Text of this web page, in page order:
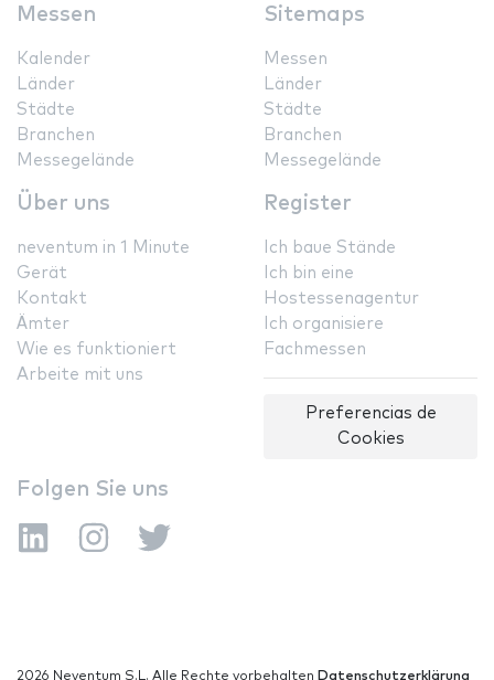
Messen
Kalender
Länder
Städte
Branchen
Messegelände
Sitemaps
Messen
Länder
Städte
Branchen
Messegelände
Über uns
neventum in 1 Minute
Gerät
Kontakt
Ämter
Wie es funktioniert
Arbeite mit uns
Register
Ich baue Stände
Ich bin eine
Hostessenagentur
Ich organisiere
Fachmessen
Preferencias de
Cookies
Folgen Sie uns
2026 Neventum S.L. Alle Rechte vorbehalten Datenschutzerklärung